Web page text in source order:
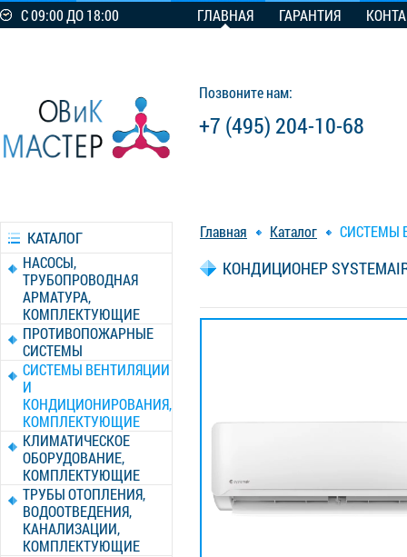
С 09:00 ДО 18:00 ГЛАВНАЯ ГАРАНТИЯ
Позвоните нам:
+7 (495) 204-10-68
КАТАЛОГ
НАСОСЫ,
ТРУБОПРОВОДНАЯ
АРМАТУРА,
КОМПЛЕКТУЮЩИЕ
ПРОТИВОПОЖАРНЫЕ
СИСТЕМЫ
СИСТЕМЫ ВЕНТИЛЯЦИИ
И
КОНДИЦИОНИРОВАНИЯ,
КОМПЛЕКТУЮЩИЕ
КЛИМАТИЧЕСКОЕ
ОБОРУДОВАНИЕ,
КОМПЛЕКТУЮЩИЕ
ТРУБЫ ОТОПЛЕНИЯ,
ВОДООТВЕДЕНИЯ,
КАНАЛИЗАЦИИ,
КОМПЛЕКТУЮЩИЕ
Главная Каталог СИСТЕМЫ
КОНДИЦИОНЕР SYSTEMAIR